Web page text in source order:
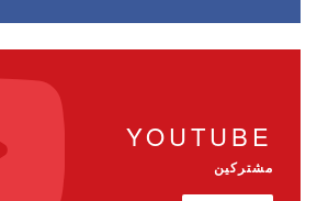
YOUTUBE
مشتركين